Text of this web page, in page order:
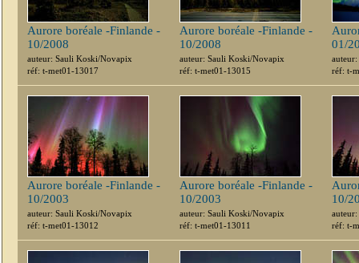
Aurore boréale -Finlande -
10/2008
auteur: Sauli Koski/Novapix
réf: t-met01-13017
Aurore boréale -Finlande -
10/2008
auteur: Sauli Koski/Novapix
réf: t-met01-13015
01/
réf: t-
Aurore boréale -Finlande -
10/2003
auteur: Sauli Koski/Novapix
réf: t-met01-13012
Aurore boréale -Finlande -
10/2003
auteur: Sauli Koski/Novapix
réf: t-met01-13011
10/
réf: t-